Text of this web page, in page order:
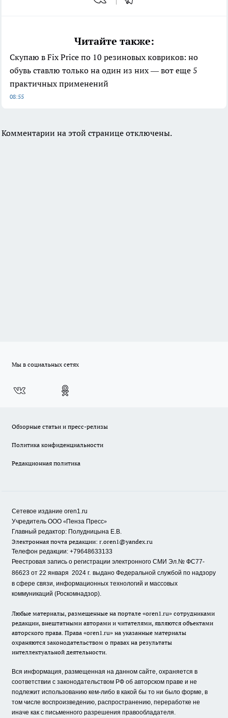
Читайте также:
Скупаю в Fix Price по 10 резиновых ковриков: но
обувь ставлю только на один из них — вот еще 5
практичных применений
08:55
Комментарии на этой странице отключены.
Мы в социальных сетях
Обзорные статьи и пресс-релизы
Политика конфиденциальности
Редакционная политика
Сетевое издание oren1.ru
Учредитель ООО «Пенза Пресс»
Главный редактор: Полудницына Е.В.
Электронная почта редакции: r.oren1@yandex.ru
Телефон редакции: +79648633133
Реестровая запись о регистрации электронного СМИ Эл.№ ФС77-
86623 от 22 января 2024 г. выдано Федеральной службой по надзору
в сфере связи, информационных технологий и массовых
коммуникаций (Роскомнадзор).
Любые материалы, размещенные на портале «oren1.ru» сотрудниками
редакции, внештатными авторами и читателями, являются объектами
авторского права. Права «oren1.ru» на указанные материалы
охраняются законодательством о правах на результаты
интеллектуальной деятельности.
Вся информация, размещенная на данном сайте, охраняется в
соответствии с законодательством РФ об авторском праве и не
подлежит использованию кем-либо в какой бы то ни было форме, в
том числе воспроизведению, распространению, переработке не
иначе как с письменного разрешения правообладателя.